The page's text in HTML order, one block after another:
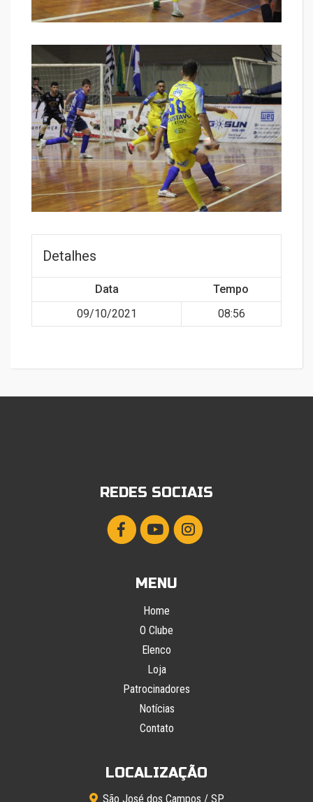
Detalhes
Data
Tempo
09/10/2021
08:56
REDES SOCIAIS
MENU
Home
O Clube
Elenco
Loja
Patrocinadores
Notícias
Contato
LOCALIZAÇÃO
São José dos Campos / SP